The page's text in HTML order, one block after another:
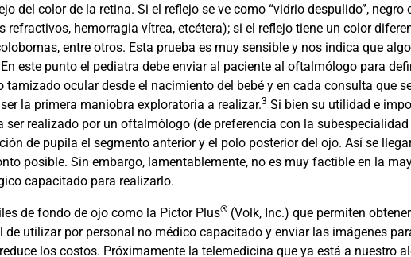
del color de la retina. Si el reflejo se ve como “vidrio despulido”,
hemorragia vítrea, etcétera); si el reflejo tiene un color
entre otros. Esta prueba es muy sensible y nos indica que
este punto el pediatra debe enviar al paciente al oftalmólogo para
ocular desde el nacimiento del bebé y en cada consulta que
la primera maniobra exploratoria a realizar.3 Si bien su utilidad e
ser realizado por un oftalmólogo (de preferencia con la
de pupila el segmento anterior y el polo posterior del ojo. Así se
posible. Sin embargo, lamentablemente, no es muy factible en la
capacitado para realizarlo.
de fondo de ojo como la Pictor Plus® (Volk, Inc.) que permiten
utilizar por personal no médico capacitado y enviar las imágenes
los costos. Próximamente la telemedicina que ya está a nuestro